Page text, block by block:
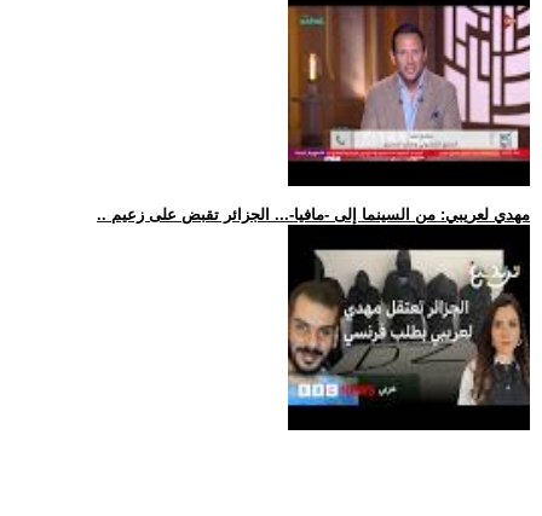
.. مهدي لعريبي: من السينما إلى -مافيا-... الجزائر تقبض على زعيم